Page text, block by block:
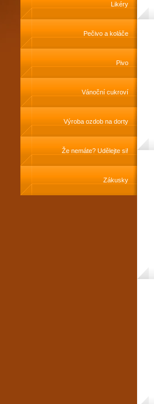
Likéry
Pečivo a koláče
Pivo
Vánoční cukroví
Výroba ozdob na dorty
Že nemáte? Udělejte si!
Zákusky